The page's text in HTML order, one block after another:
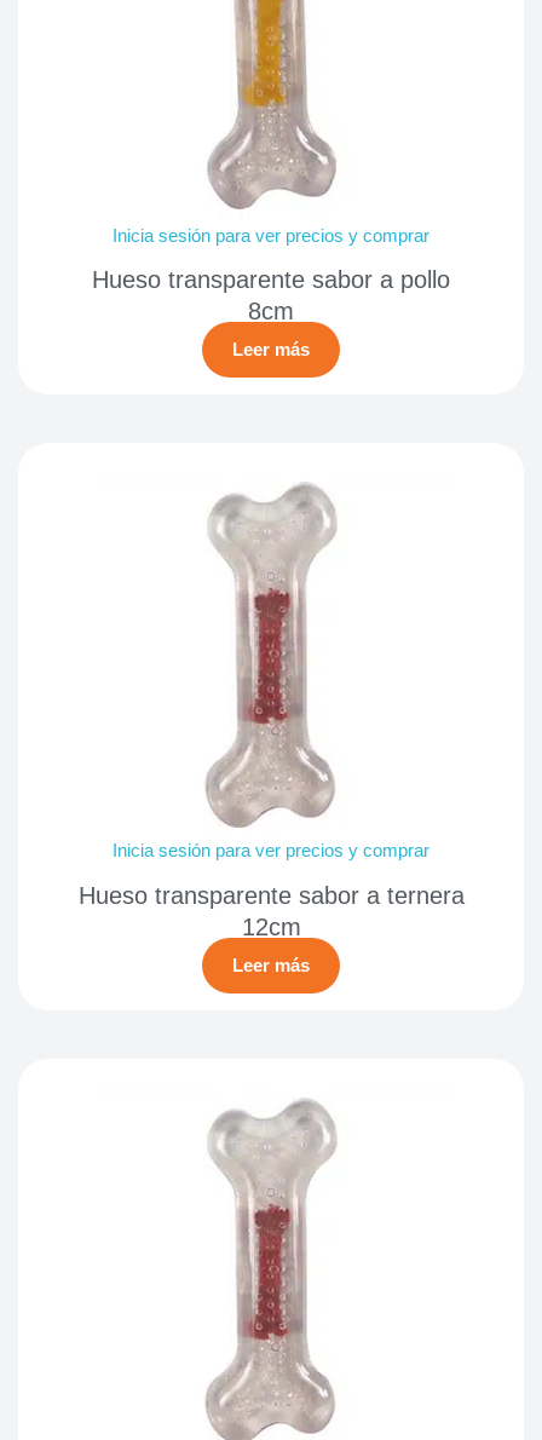
Inicia sesión para ver precios y comprar
Hueso transparente sabor a pollo
8cm
Leer más
Inicia sesión para ver precios y comprar
Hueso transparente sabor a ternera
12cm
Leer más